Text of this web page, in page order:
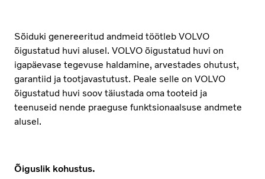
Sõiduki genereeritud andmeid töötleb VOLVO
õigustatud huvi alusel. VOLVO õigustatud huvi on
igapäevase tegevuse haldamine, arvestades ohutust,
garantiid ja tootjavastutust. Peale selle on VOLVO
õigustatud huvi soov täiustada oma tooteid ja
teenuseid nende praeguse funktsionaalsuse andmete
alusel.
Õiguslik kohustus.